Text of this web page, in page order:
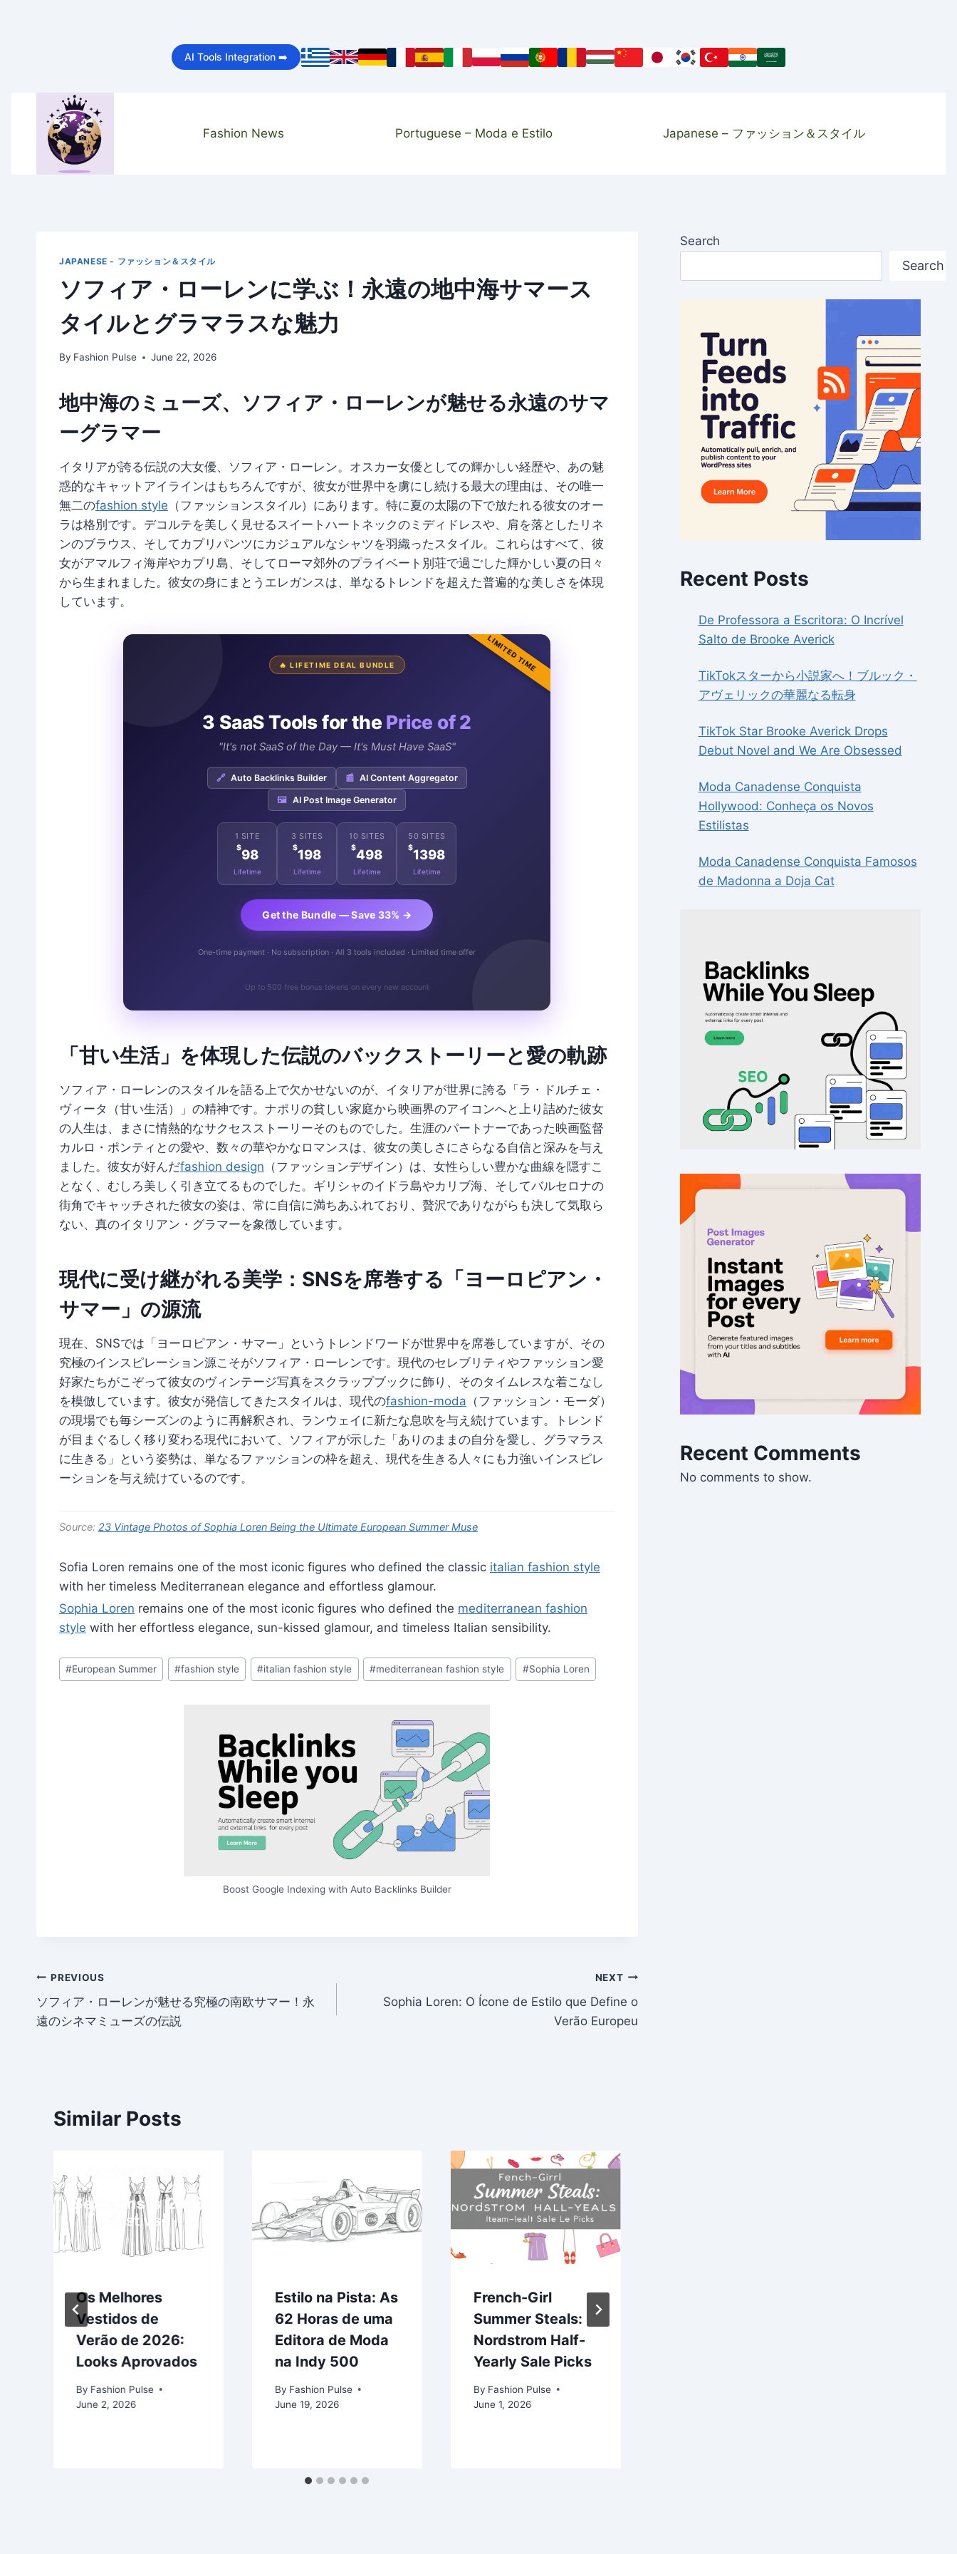
AI Tools Integration ➡️
Fashion News Portuguese – Moda e Estilo Japanese – ファッション＆スタイル
JAPANESE - ファッション＆スタイル
ソフィア・ローレンに学ぶ！永遠の地中海サマース
タイルとグラマラスな魅力
By Fashion Pulse June 22, 2026
地中海のミューズ、ソフィア・ローレンが魅せる永遠のサマ
ーグラマー
イタリアが誇る伝説の大女優、ソフィア・ローレン。オスカー女優としての輝かしい経歴や、あの魅
惑的なキャットアイラインはもちろんですが、彼女が世界中を虜にし続ける最大の理由は、その唯一
無二のfashion style （ファッションスタイル）にあります。特に夏の太陽の下で放たれる彼女のオー
ラは格別です。デコルテを美しく見せるスイートハートネックのミディドレスや、肩を落としたリネ
ンのブラウス、そしてカプリパンツにカジュアルなシャツを羽織ったスタイル。これらはすべて、彼
女がアマルフィ海岸やカプリ島、そしてローマ郊外のプライベート別荘で過ごした輝かしい夏の日々
から生まれました。彼女の身にまとうエレガンスは、単なるトレンドを超えた普遍的な美しさを体現
しています。
LIMITED TIME
🔥 LIFETIME DEAL BUNDLE
3 SaaS Tools for the Price of 2
"It's not SaaS of the Day — It's Must Have SaaS"
🔗 Auto Backlinks Builder 📰 AI Content Aggregator
🖼️ AI Post Image Generator
1 SITE
$98
Lifetime
3 SITES
$198
Lifetime
10 SITES
$498
Lifetime
50 SITES
$1398
Lifetime
Get the Bundle — Save 33% →
One-time payment · No subscription · All 3 tools included · Limited time offer
Up to 500 free bonus tokens on every new account
「甘い生活」を体現した伝説のバックストーリーと愛の軌跡
ソフィア・ローレンのスタイルを語る上で欠かせないのが、イタリアが世界に誇る「ラ・ドルチェ・
ヴィータ（甘い生活）」の精神です。ナポリの貧しい家庭から映画界のアイコンへと上り詰めた彼女
の人生は、まさに情熱的なサクセスストーリーそのものでした。生涯のパートナーであった映画監督
カルロ・ポンティとの愛や、数々の華やかなロマンスは、彼女の美しさにさらなる自信と深みを与え
ました。彼女が好んだfashion design （ファッションデザイン）は、女性らしい豊かな曲線を隠すこ
となく、むしろ美しく引き立てるものでした。ギリシャのイドラ島やカリブ海、そしてバルセロナの
街角でキャッチされた彼女の姿は、常に自信に満ちあふれており、贅沢でありながらも決して気取ら
ない、真のイタリアン・グラマーを象徴しています。
現代に受け継がれる美学：SNSを席巻する「ヨーロピアン・
サマー」の源流
現在、SNSでは「ヨーロピアン・サマー」というトレンドワードが世界中を席巻していますが、その
究極のインスピレーション源こそがソフィア・ローレンです。現代のセレブリティやファッション愛
好家たちがこぞって彼女のヴィンテージ写真をスクラップブックに飾り、そのタイムレスな着こなし
を模倣しています。彼女が発信してきたスタイルは、現代のfashion-moda （ファッション・モーダ）
の現場でも毎シーズンのように再解釈され、ランウェイに新たな息吹を与え続けています。トレンド
が目まぐるしく移り変わる現代において、ソフィアが示した「ありのままの自分を愛し、グラマラス
に生きる」という姿勢は、単なるファッションの枠を超え、現代を生きる人々にも力強いインスピレ
ーションを与え続けているのです。
Source: 23 Vintage Photos of Sophia Loren Being the Ultimate European Summer Muse
Sofia Loren remains one of the most iconic figures who defined the classic italian fashion style
with her timeless Mediterranean elegance and effortless glamour.
Sophia Loren remains one of the most iconic figures who defined the mediterranean fashion
style with her effortless elegance, sun-kissed glamour, and timeless Italian sensibility.
Post
Tags:
#European Summer #fashion style #italian fashion style #mediterranean fashion style #Sophia Loren
Boost Google Indexing with Auto Backlinks Builder
Post
navigation
PREVIOUS
ソフィア・ローレンが魅せる究極の南欧サマー！永
遠のシネマミューズの伝説
NEXT
Sophia Loren: O Ícone de Estilo que Define o
Verão Europeu
Similar Posts
Os Melhores
Vestidos de
Verão de 2026:
Looks Aprovados
By Fashion Pulse
June 2, 2026
Estilo na Pista: As
62 Horas de uma
Editora de Moda
na Indy 500
By Fashion Pulse
June 19, 2026
French-Girl
Summer Steals:
Nordstrom Half-
Yearly Sale Picks
By Fashion Pulse
June 1, 2026
Search
Search
Recent Posts
De Professora a Escritora: O Incrível
Salto de Brooke Averick
TikTokスターから小説家へ！ブルック・
アヴェリックの華麗なる転身
TikTok Star Brooke Averick Drops
Debut Novel and We Are Obsessed
Moda Canadense Conquista
Hollywood: Conheça os Novos
Estilistas
Moda Canadense Conquista Famosos
de Madonna a Doja Cat
Recent Comments
No comments to show.